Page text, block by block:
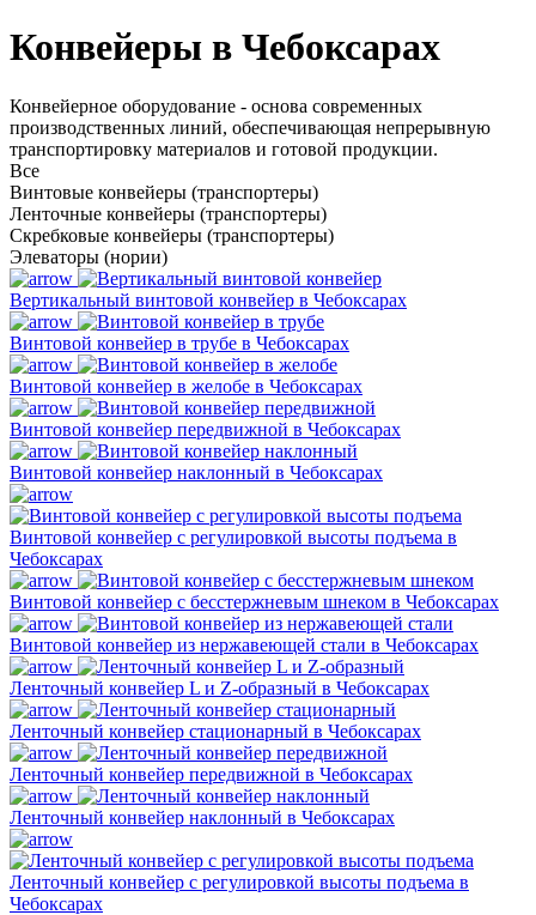
Конвейеры в Чебоксарах
Конвейерное оборудование - основа современных
производственных линий, обеспечивающая непрерывную
транспортировку материалов и готовой продукции.
Все
Винтовые конвейеры (транспортеры)
Ленточные конвейеры (транспортеры)
Скребковые конвейеры (транспортеры)
Элеваторы (нории)
Вертикальный винтовой конвейер в Чебоксарах
Винтовой конвейер в трубе в Чебоксарах
Винтовой конвейер в желобе в Чебоксарах
Винтовой конвейер передвижной в Чебоксарах
Винтовой конвейер наклонный в Чебоксарах
Винтовой конвейер с регулировкой высоты подъема в
Чебоксарах
Винтовой конвейер с бесстержневым шнеком в Чебоксарах
Винтовой конвейер из нержавеющей стали в Чебоксарах
Ленточный конвейер L и Z-образный в Чебоксарах
Ленточный конвейер стационарный в Чебоксарах
Ленточный конвейер передвижной в Чебоксарах
Ленточный конвейер наклонный в Чебоксарах
Ленточный конвейер с регулировкой высоты подъема в
Чебоксарах